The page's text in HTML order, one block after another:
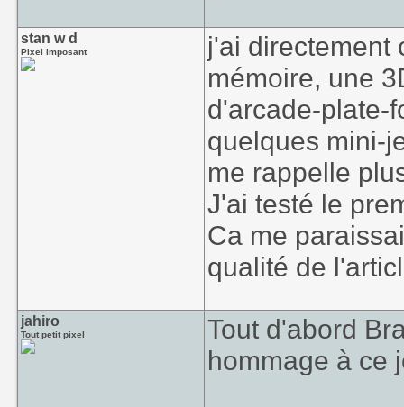
stan w d
Pixel imposant
j'ai directement
mémoire, une
d'arcade-plate-
quelques mini-
me rappelle
J'ai testé le
Ca me
qualité de
jahiro
Tout petit pixel
Tout d'abord
hommage à ce